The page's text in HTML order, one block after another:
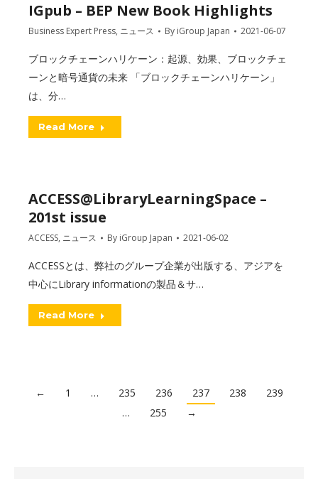
IGpub – BEP New Book Highlights
Business Expert Press, ニュース By iGroup Japan 2021-06-07
ブロックチェーンハリケーン：起源、効果、ブロックチェ
ーンと暗号通貨の未来 「ブロックチェーンハリケーン」
は、分…
Read More
ACCESS@LibraryLearningSpace –
201st issue
ACCESS, ニュース By iGroup Japan 2021-06-02
ACCESSとは、弊社のグループ企業が出版する、アジアを
中心にLibrary informationの製品＆サ…
Read More
← 1 … 235 236 237 238
239
…
255 →